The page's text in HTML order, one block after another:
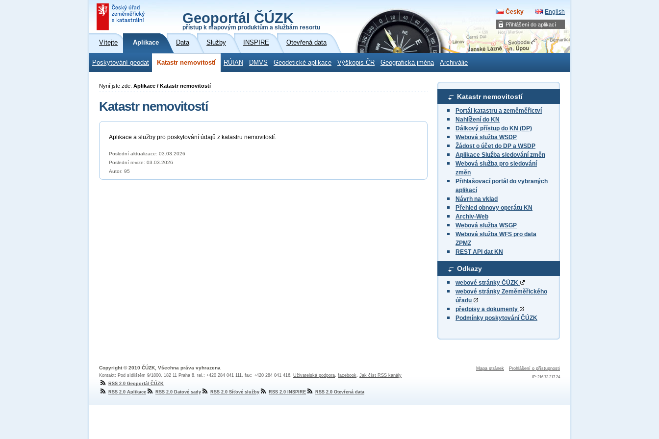
Přihlášení do aplikací
Geoportál ČÚZK
přístup k mapovým produktům a službám resortu
Česky English
Vítejte Aplikace Data Služby INSPIRE Otevřená data
Poskytování geodat Katastr nemovitostí RÚIAN DMVS Geodetické aplikace Výškopis ČR Geografická jména Archiválie
Katastr nemovitostí
Portál katastru a zeměměřictví
Nahlížení do KN
Dálkový přístup do KN (DP)
Webová služba WSDP
Žádost o účet do DP a WSDP
Aplikace Služba sledování změn
Webová služba pro sledování
změn
Přihlašovací portál do vybraných
aplikací
Návrh na vklad
Přehled obnovy operátu KN
Archiv-Web
Webová služba WSGP
Webová služba WFS pro data
ZPMZ
REST API dat KN
Odkazy
webové stránky ČÚZK
webové stránky Zeměměřického
úřadu
předpisy a dokumenty
Podmínky poskytování ČÚZK
Nyní jste zde: Aplikace / Katastr nemovitostí
Katastr nemovitostí
Aplikace a služby pro poskytování údajů z katastru nemovitostí.
Poslední aktualizace: 03.03.2026
Poslední revize: 03.03.2026
Autor: 95
Mapa stránek Prohlášení o přístupnosti
IP: 216.73.217.24
Copyright © 2010 ČÚZK, Všechna práva vyhrazena
Kontakt: Pod sídlištěm 9/1800, 182 11 Praha 8, tel.: +420 284 041 111, fax: +420 284 041 416, Uživatelská podpora, facebook, Jak číst RSS kanály
RSS 2.0 Geoportál ČÚZK
RSS 2.0 Aplikace
RSS 2.0 Datové sady RSS 2.0 Síťové služby RSS 2.0 INSPIRE RSS 2.0 Otevřená data